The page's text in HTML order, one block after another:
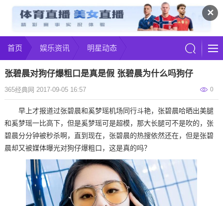
✕
首页 娱乐资讯 明星动态
张碧晨对狗仔爆粗口是真是假 张碧晨为什么吗狗仔
0
365经典网 2017-09-05 16:57
早上才报道过张碧晨和奚梦瑶机场同行斗艳，张碧晨哈晒出美腿
和奚梦瑶一比高下，但是奚梦瑶可是超模，那大长腿可不是吹的，张
碧晨分分钟被秒杀啊，直到现在，张碧晨的热搜依然还在，但是张碧
晨却又被媒体曝光对狗仔爆粗口，这是真的吗？